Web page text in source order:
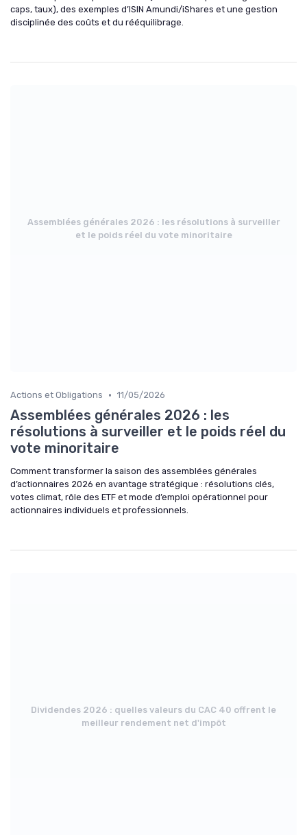
caps, taux), des exemples d’ISIN Amundi/iShares et une gestion
disciplinée des coûts et du rééquilibrage.
Assemblées générales 2026 : les résolutions à surveiller
et le poids réel du vote minoritaire
Actions et Obligations • 11/05/2026
Assemblées générales 2026 : les
résolutions à surveiller et le poids réel du
vote minoritaire
Comment transformer la saison des assemblées générales
d’actionnaires 2026 en avantage stratégique : résolutions clés,
votes climat, rôle des ETF et mode d’emploi opérationnel pour
actionnaires individuels et professionnels.
Dividendes 2026 : quelles valeurs du CAC 40 offrent le
meilleur rendement net d'impôt